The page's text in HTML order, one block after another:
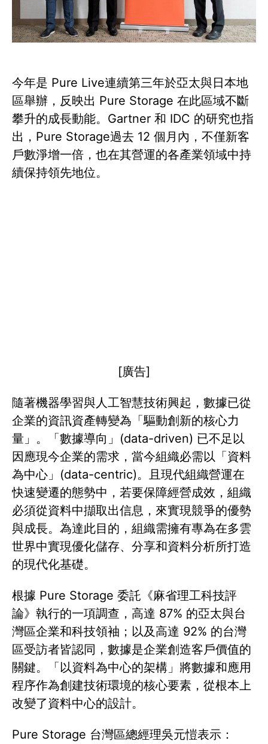
今年是 Pure Live連續第三年於亞太與日本地
區舉辦，反映出 Pure Storage 在此區域不斷
攀升的成長動能。Gartner 和 IDC 的研究也指
出，Pure Storage過去 12 個月內，不僅新客
戶數淨增一倍，也在其營運的各產業領域中持
續保持領先地位。
[廣告]
隨著機器學習與人工智慧技術興起，數據已從
企業的資訊資產轉變為「驅動創新的核心力
量」。「數據導向」(data-driven) 已不足以
因應現今企業的需求，當今組織必需以「資料
為中心」(data-centric)。且現代組織營運在
快速變遷的態勢中，若要保障經營成效，組織
必須從資料中擷取出信息，來實現競爭的優勢
與成長。為達此目的，組織需擁有專為在多雲
世界中實現優化儲存、分享和資料分析所打造
的現代化基礎。
根據 Pure Storage 委託《麻省理工科技評
論》執行的一項調查，高達 87% 的亞太與台
灣區企業和科技領袖；以及高達 92% 的台灣
區受訪者皆認同，數據是企業創造客戶價值的
關鍵。「以資料為中心的架構」將數據和應用
程序作為創建技術環境的核心要素，從根本上
改變了資料中心的設計。
Pure Storage 台灣區總經理吳元愷表示：